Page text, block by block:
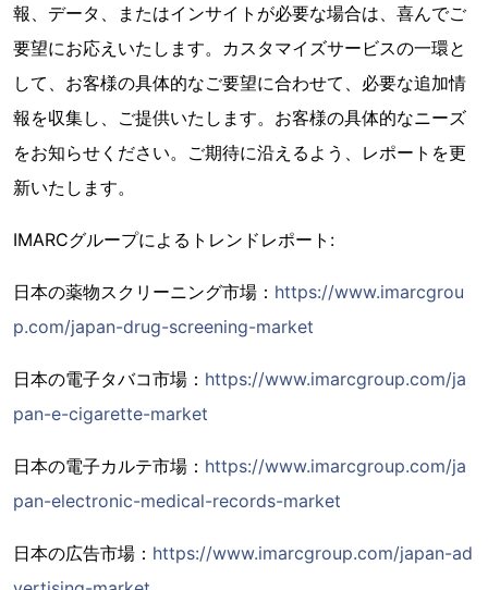
報、データ、またはインサイトが必要な場合は、喜んでご
要望にお応えいたします。カスタマイズサービスの一環と
して、お客様の具体的なご要望に合わせて、必要な追加情
報を収集し、ご提供いたします。お客様の具体的なニーズ
をお知らせください。ご期待に沿えるよう、レポートを更
新いたします。
IMARCグループによるトレンドレポート:
日本の薬物スクリーニング市場： https://www.imarcgrou
p.com/japan-drug-screening-market
日本の電子タバコ市場： https://www.imarcgroup.com/ja
pan-e-cigarette-market
日本の電子カルテ市場： https://www.imarcgroup.com/ja
pan-electronic-medical-records-market
日本の広告市場： https://www.imarcgroup.com/japan-ad